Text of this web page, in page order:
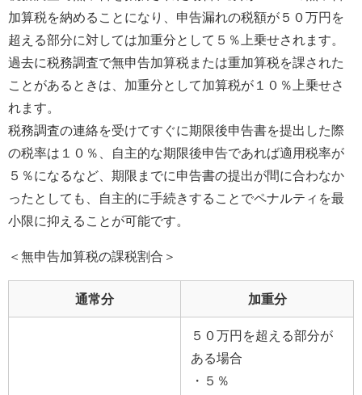
加算税を納めることになり、申告漏れの税額が５０万円を
超える部分に対しては加重分として５％上乗せされます。
過去に税務調査で無申告加算税または重加算税を課された
ことがあるときは、加重分として加算税が１０％上乗せさ
れます。
税務調査の連絡を受けてすぐに期限後申告書を提出した際
の税率は１０％、自主的な期限後申告であれば適用税率が
５％になるなど、期限までに申告書の提出が間に合わなか
ったとしても、自主的に手続きすることでペナルティを最
小限に抑えることが可能です。
＜無申告加算税の課税割合＞
通常分 加重分
５０万円を超える部分が
ある場合
・５％